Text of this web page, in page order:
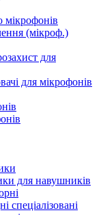
мікрофонів
(мікроф.)
для
для мікрофонів
для навушників
спеціалізовані